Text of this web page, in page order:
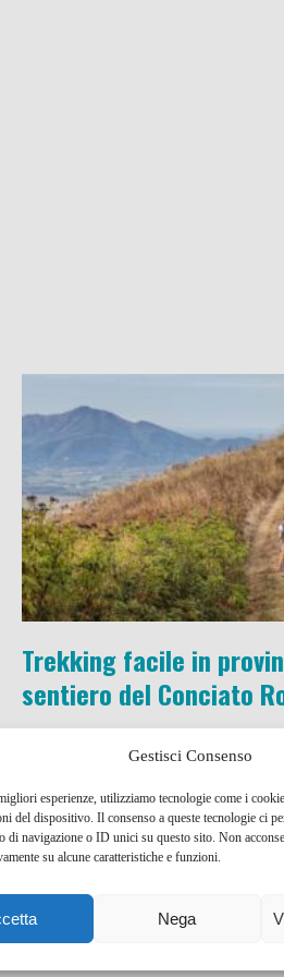
Gestisci Consenso
esperienze, utilizziamo tecnologie come i
del dispositivo. Il consenso a queste tecnologie ci
di navigazione o ID unici su questo sito. Non
su alcune caratteristiche e funzioni.
Nega
Trekking facile in
sentiero del Conciato